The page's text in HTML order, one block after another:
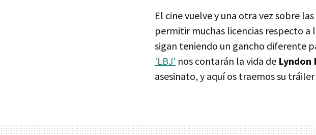
El cine vuelve y una otra vez sobre
permitir muchas licencias respecto
sigan teniendo un gancho diferente
'LBJ' nos contarán la vida de Lyndon
asesinato, y aquí os traemos su